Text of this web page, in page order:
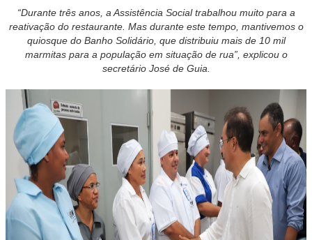
“Durante três anos, a Assistência Social trabalhou muito para a
reativação do restaurante. Mas durante este tempo, mantivemos o
quiosque do Banho Solidário, que distribuiu mais de 10 mil
marmitas para a população em situação de rua”, explicou o
secretário José de Guia.